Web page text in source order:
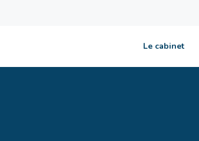
Le cabinet